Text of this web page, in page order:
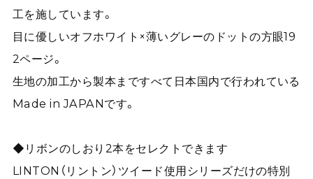
工を施しています。
目に優しいオフホワイト×薄いグレーのドットの方眼19
2ページ。
生地の加工から製本まですべて日本国内で行われている
Made in JAPANです。
◆リボンのしおり2本をセレクトできます
LINTON（リントン）ツイード使用シリーズだけの特別